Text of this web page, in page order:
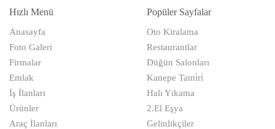
Hızlı Menü
Anasayfa
Foto Galeri
Firmalar
Emlak
İş İlanları
Ürünler
Araç İlanları
Popüler Sayfalar
Oto Kiralama
Restaurantlar
Düğün Salonları
Kanepe Tami̇ri̇
Halı Yıkama
2.El Eşya
Gelinlikçiler